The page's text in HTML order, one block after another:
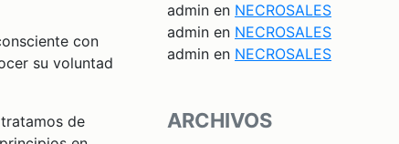
con
su voluntad
de
admin en NECROSALES
admin en NECROSALES
admin en NECROSALES
ARCHIVOS